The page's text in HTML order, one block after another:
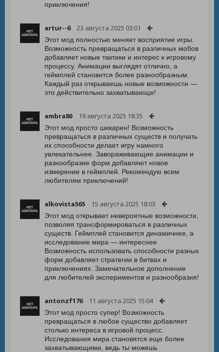
приключения!
artur--6 23 августа 2025 03:01
Этот мод полностью меняет восприятие игры.
Возможность превращаться в различных мобов
добавляет новые тактики и интерес к игровому
процессу. Анимации выглядят отлично, а
геймплей становится более разнообразным.
Каждый раз открываешь новые возможности —
это действительно захватывающе!
ambra80 19 августа 2025 18:35
Этот мод просто шикарен! Возможность
превращаться в различных существ и получать
их способности делает игру намного
увлекательнее. Завораживающие анимации и
разнообразие форм добавляют новое
измерение в геймплей. Рекомендую всем
любителям приключений!
alkovista565 15 августа 2025 18:03
Этот мод открывает невероятные возможности,
позволяя трансформироваться в различных
существ. Геймплей становится динамичнее, а
исследование мира — интереснее.
Возможность использовать способности разных
форм добавляет стратегии в битвах и
приключениях. Замечательное дополнение
для любителей экспериментов и разнообразия!
antonzf176 11 августа 2025 15:04
Этот мод просто супер! Возможность
превращаться в любое существо добавляет
столько интереса в игровой процесс.
Исследования мира становятся еще более
захватывающими, ведь ты можешь